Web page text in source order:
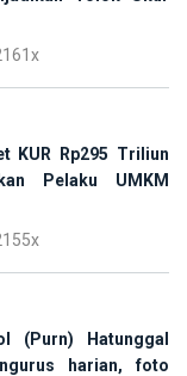
KUR Rp295 Triliun
Pelaku UMKM
(Purn) Hatunggal
harian, foto